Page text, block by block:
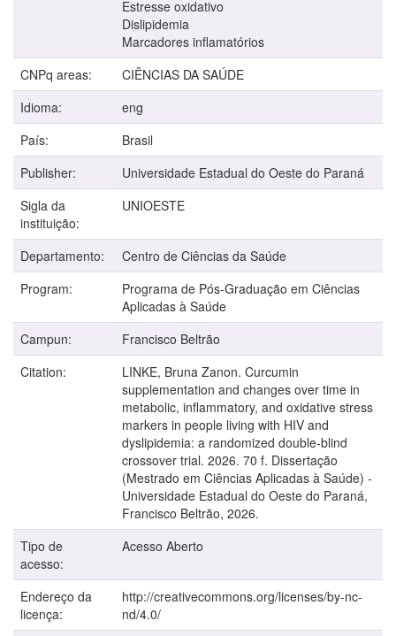
Estresse oxidativo
Dislipidemia
Marcadores inflamatórios
CNPq areas:
CIÊNCIAS DA SAÚDE
Idioma:
eng
País:
Brasil
Publisher:
Universidade Estadual do Oeste do Paraná
Sigla da
instituição:
UNIOESTE
Departamento:
Centro de Ciências da Saúde
Program:
Programa de Pós-Graduação em Ciências
Aplicadas à Saúde
Campun:
Francisco Beltrão
Citation:
LINKE, Bruna Zanon. Curcumin
supplementation and changes over time in
metabolic, inflammatory, and oxidative stress
markers in people living with HIV and
dyslipidemia: a randomized double-blind
crossover trial. 2026. 70 f. Dissertação
(Mestrado em Ciências Aplicadas à Saúde) -
Universidade Estadual do Oeste do Paraná,
Francisco Beltrão, 2026.
Tipo de
acesso:
Acesso Aberto
Endereço da
licença:
http://creativecommons.org/licenses/by-nc-
nd/4.0/